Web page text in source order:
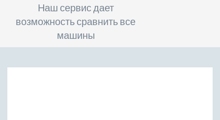
Наш сервис дает
возможность сравнить все
машины